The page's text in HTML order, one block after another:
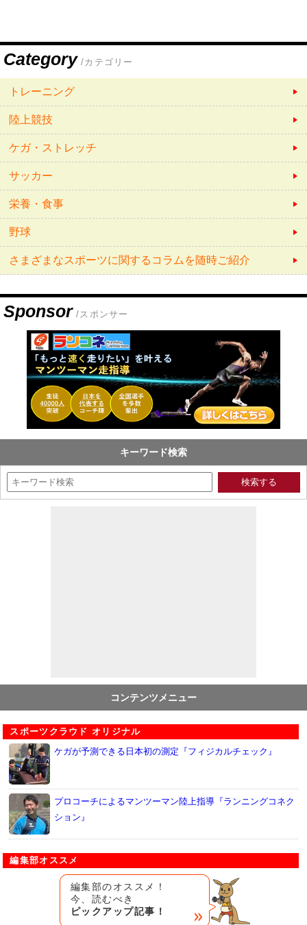
Category /カテゴリー
トレーニング
陸上競技
ケガ・ストレッチ
サッカー
栄養・食事
野球
さまざまなスポーツに関するコラムを随時ご紹介
Sponsor /スポンサー
キーワード検索
コンテンツメニュー
スポーツクラウド オリジナル
ケガが予測できる日本初の測定『フィジカルチェック』
プロコーチによるマンツーマン陸上指導『ランニングコネク
ション』
編集部オススメ
編集部のオススメ！
今、読むべき
ピックアップ記事！